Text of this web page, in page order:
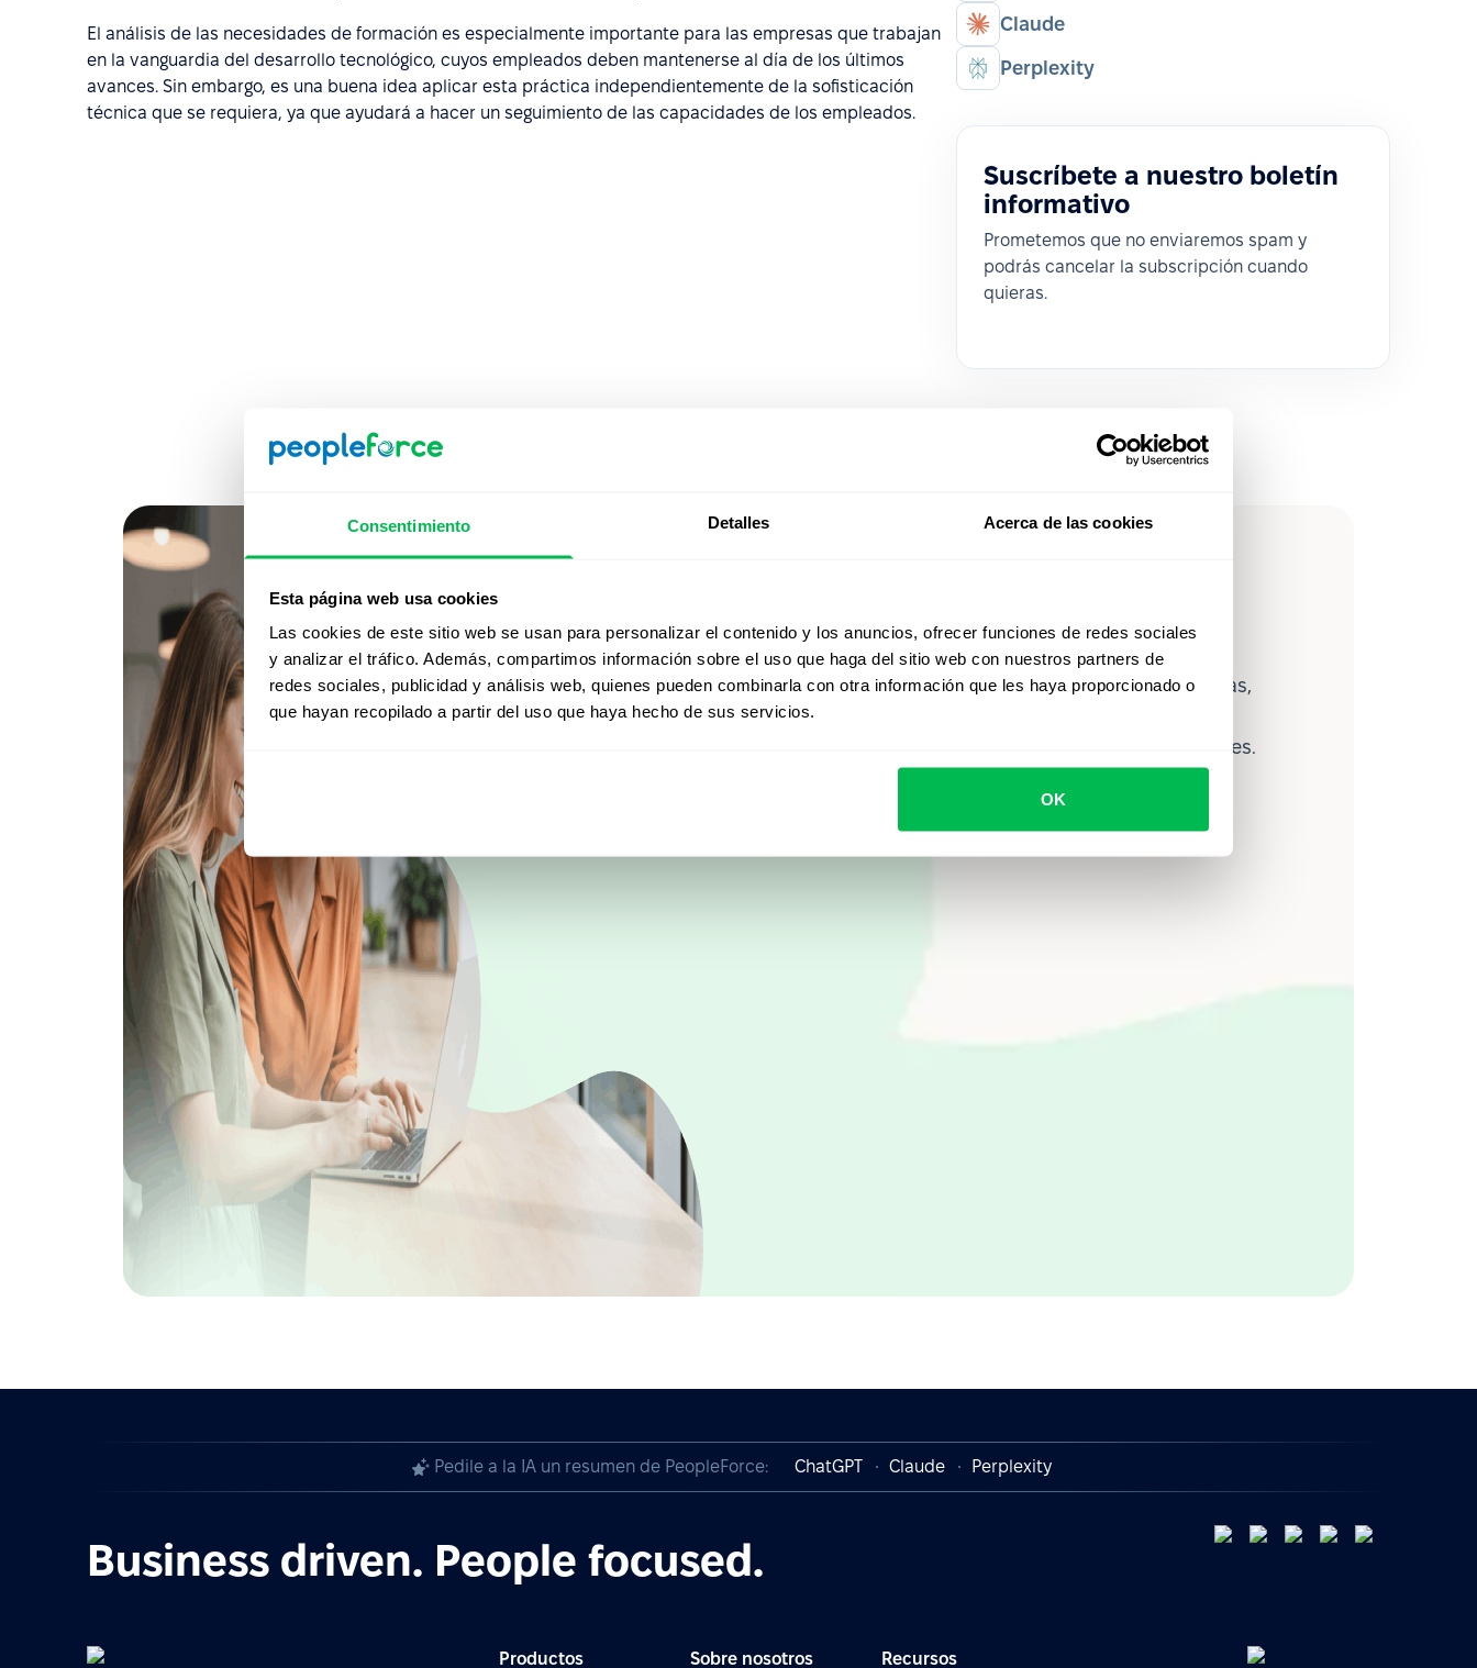
Consentimiento Detalles Acerca de las cookies
Esta página web usa cookies
Las cookies de este sitio web se usan para personalizar el contenido y los anuncios, ofrecer funciones de redes sociales
y analizar el tráfico. Además, compartimos información sobre el uso que haga del sitio web con nuestros partners de
redes sociales, publicidad y análisis web, quienes pueden combinarla con otra información que les haya proporcionado o
que hayan recopilado a partir del uso que haya hecho de sus servicios.
OK
El análisis de las necesidades de formación es especialmente importante para las empresas que trabajan
en la vanguardia del desarrollo tecnológico, cuyos empleados deben mantenerse al día de los últimos
avances. Sin embargo, es una buena idea aplicar esta práctica independientemente de la sofisticación
técnica que se requiera, ya que ayudará a hacer un seguimiento de las capacidades de los empleados.
Claude
Perplexity
Suscríbete a nuestro boletín
informativo
Prometemos que no enviaremos spam y
podrás cancelar la subscripción cuando
quieras.
acción
Desde Core HR hasta analítica avanzada de personas,
descubrí cómo PeopleForce ayuda a los equipos a
automatizar procesos y ahorrar hasta 80 horas al mes.
Ver demo en vivo
Pedile a la IA un resumen de PeopleForce: ChatGPT Claude Perplexity
Business driven. People focused.
Productos Sobre nosotros Recursos